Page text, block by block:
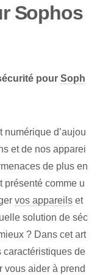
Sophos
pour Soph
numérique d’aujou
et de nos apparei
de plus en
présenté⁢ comme u
vos appareils et
solution de séc
? Dans cet art
de
vous aider à prend